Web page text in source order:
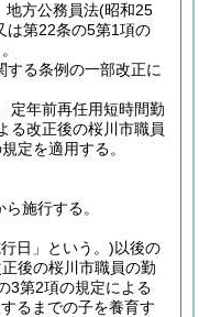
方公務員法(昭和25
は第22条の5第1項の
る条例の一部改正に
定年前再任用短時間勤
る改正後の桜川市職員
定を適用する。
施行する。
日」という。)以後の
後の桜川市職員の勤
3第2項の規定による
るまでの子を養育す